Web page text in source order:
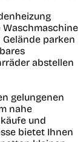
parken
abstellen
gelungenen
nahe
und
bietet Ihnen